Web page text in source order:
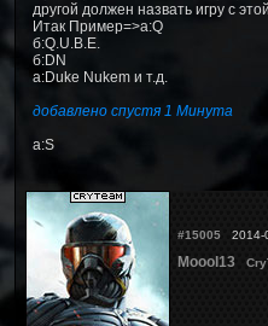
другой должен назвать игру с
Итак Пример=>a:Q
б:Q.U.B.E.
б:DN
a:Duke Nukem и т.д.
добавлено спустя 1 Минута
a:S
#15005 2014-
Moool13